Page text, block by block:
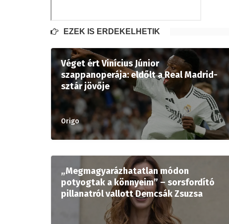
EZEK IS ÉRDEKELHETIK
Véget ért Vinícius Júnior
szappanoperája: eldőlt a Real Madrid-
sztár jövője
Origo
„Megmagyarázhatatlan módon
potyogtak a könnyeim” – sorsfordító
pillanatról vallott Demcsák Zsuzsa